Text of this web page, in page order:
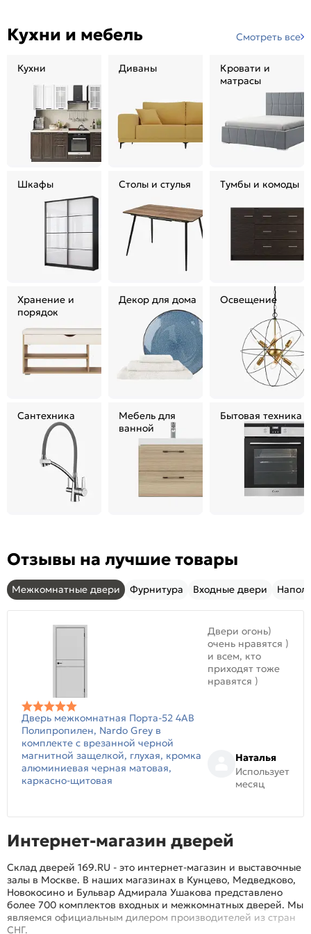
Кухни и мебель Смотреть все
Кухни Диваны
Кровати и
матрасы
Шкафы Столы и стулья Тумбы и комоды
Хранение и
порядок
Декор для дома Освещение
Сантехника
Мебель для
ванной
Бытовая техника
Отзывы на лучшие товары
Межкомнатные двери Фурнитура Входные двери
Дверь межкомнатная Порта-52 4AB
Полипропилен, Nardo Grey в
комплекте с врезанной черной
магнитной защелкой, глухая, кромка
алюминиевая черная матовая,
каркасно-щитовая
Двери огонь)
очень нравятся )
и всем, кто
приходят тоже
нравятся )
Наталья
Использует
месяц
Интернет-магазин дверей
Склад дверей 169.RU - это интернет-магазин и выставочные
залы в Москве. В наших магазинах в Кунцево, Медведково,
Новокосино и Бульвар Адмирала Ушакова представлено
более 700 комплектов входных и межкомнатных дверей. Мы
являемся официальным дилером производителей из стран
СНГ.